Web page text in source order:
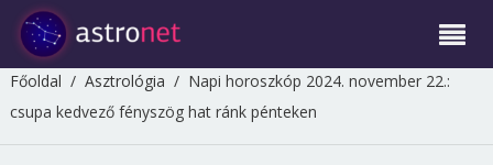
Főoldal / Asztrológia / Napi horoszkóp 2024. november 22.:
csupa kedvező fényszög hat ránk pénteken